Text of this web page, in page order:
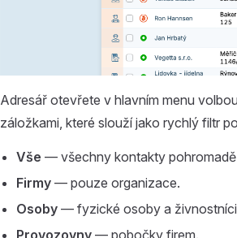
Adresář otevřete v hlavním menu volbou
záložkami, které slouží jako rychlý filtr
Vše — všechny kontakty
Firmy — pouze organizace.
Osoby — fyzické osoby a
Provozovny — pobočky firem.